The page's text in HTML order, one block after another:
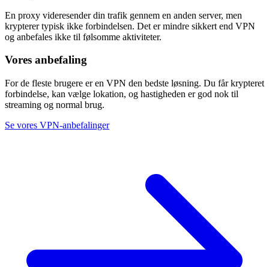
En proxy videresender din trafik gennem en anden server, men
krypterer typisk ikke forbindelsen. Det er mindre sikkert end VPN
og anbefales ikke til følsomme aktiviteter.
Vores anbefaling
For de fleste brugere er en VPN den bedste løsning. Du får krypteret
forbindelse, kan vælge lokation, og hastigheden er god nok til
streaming og normal brug.
Se vores VPN-anbefalinger